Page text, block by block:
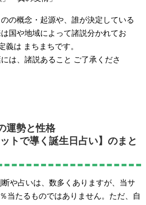
のの概念・起源や、誰が決定している
国や地域によって諸説分かれてお
義は まちまちです。
は、諸説あること ご了承くださ
運勢と性格
トで導く誕生日占い】のまと
や占いは、数多くありますが、当サ
当たるものではありません。ただ、自